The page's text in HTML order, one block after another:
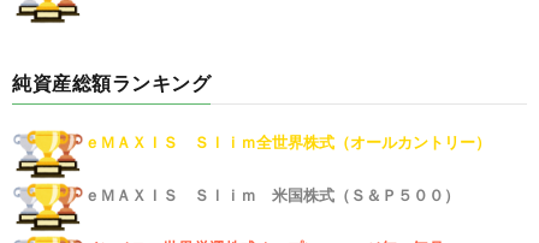
純資産総額ランキング
ｅＭＡＸＩＳ Ｓｌｉｍ全世界株式（オールカントリー）
ｅＭＡＸＩＳ Ｓｌｉｍ 米国株式（Ｓ＆Ｐ５００）